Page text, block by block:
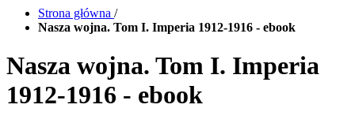
Strona główna /
Nasza wojna. Tom I. Imperia 1912-1916 - ebook
Nasza wojna. Tom I. Imperia
1912-1916 - ebook